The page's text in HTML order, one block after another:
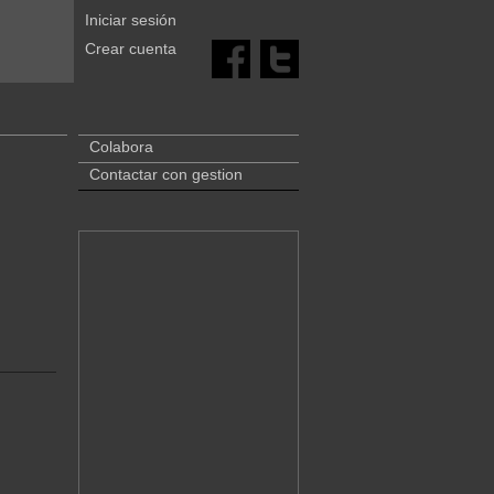
Iniciar sesión
Crear cuenta
Colabora
Contactar con gestion